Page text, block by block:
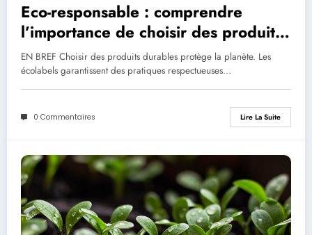
Eco-responsable : comprendre
l’importance de choisir des produits
durables
EN BREF Choisir des produits durables protège la planète. Les
écolabels garantissent des pratiques respectueuses…
0 Commentaires Lire La Suite